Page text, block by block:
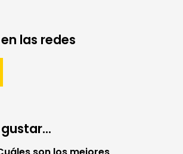
las redes